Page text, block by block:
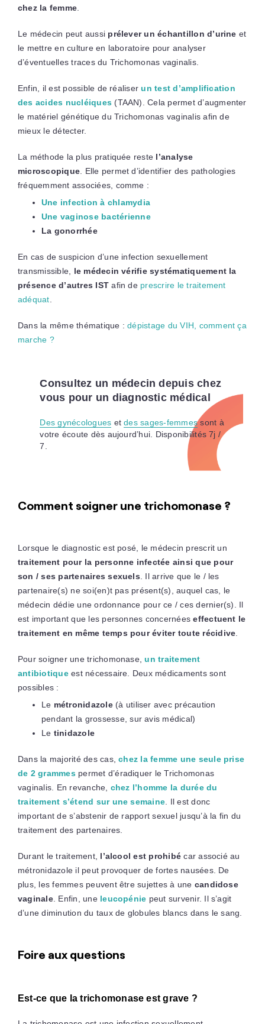
chez la femme
Le médecin peut aussi prélever un échantillon d’urine et
le mettre en culture en laboratoire pour analyser
d’éventuelles traces du Trichomonas vaginalis.
Enfin, il est possible de réaliserun test d’amplification
des acides nucléiques (TAAN). Cela permet d’augmenter
le matériel génétique du Trichomonas vaginalis afin de
mieux le détecter.
La méthode la plus pratiquée reste l’analyse
microscopique . Elle permet d’identifier des pathologies
fréquemment associées, comme :
Une infection à chlamydia
Une vaginose bactérienne
La gonorrhée
En cas de suspicion d’une infection sexuellement
transmissible, le médecin vérifie systématiquement la
présence d’autres IST afin de prescrire le traitement
adéquat
Dans la même thématique :dépistage du VIH, comment ça
marche ?
Consultez un médecin depuis chez
vous pour un diagnostic médical
Des gynécologues etdes sages-femmessont à
votre écoute dès aujourd’hui. Disponibilités 7j /
7.
Comment soigner une trichomonase ?
Lorsque le diagnostic est posé, le médecin prescrit un
traitement pour la personne infectée ainsi que pour
son / ses partenaires sexuels . Il arrive que le / les
partenaire(s) ne soi(en)t pas présent(s), auquel cas, le
médecin dédie une ordonnance pour ce / ces dernier(s). Il
est important que les personnes concernéeseffectuent le
traitement en même temps pour éviter toute récidive
Pour soigner une trichomonase,un traitement
antibiotiqueest nécessaire. Deux médicaments sont
possibles :
Le métronidazole(à utiliser avec précaution
pendant la grossesse, sur avis médical)
Le tinidazole
Dans la majorité des cas,chez la femme une seule prise
de 2 grammespermet d’éradiquer le Trichomonas
vaginalis. En revanche, chez l’homme la durée du
traitement s’étend sur une semaine . Il est donc
important de s’abstenir de rapport sexuel jusqu’à la fin du
traitement des partenaires.
Durant le traitement, l’alcool est prohibé car associé au
métronidazole il peut provoquer de fortes nausées. De
plus, les femmes peuvent être sujettes à une candidose
vaginale. Enfin, une leucopénie peut survenir. Il s’agit
d’une diminution du taux de globules blancs dans le sang.
Foire aux questions
Est-ce que la trichomonase est grave ?